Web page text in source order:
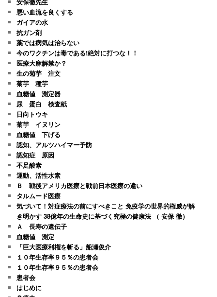
悪い血流を良くする
ガイアの水
抗ガン剤
薬では病気は治らない
今のワクチンは毒である!絶対に打つな！！
医療大麻解禁か？
生の菊芋 注文
菊芋 種芋
血糖値 測定器
尿 蛋白 検査紙
日向トウキ
菊芋 イヌリン
血糖値 下げる
認知、アルツハイマー予防
認知症 原因
不足酸素
運動、活性水素
Ｂ 戦後アメリカ医療と戦前日本医療の違い
タルムード医療
気づいて！対症療法の前にすべきこと 免疫学の世界的権威が解
き明かす 38億年の生命史に基づく究極の健康法 （ 安保 徹）
Ａ 長寿の遺伝子
血糖値 測定
「巨大医療利権を斬る」船瀬俊介
１０年生存率９５％の患者会
１０年生存率９５％の患者会
患者会
はじめに